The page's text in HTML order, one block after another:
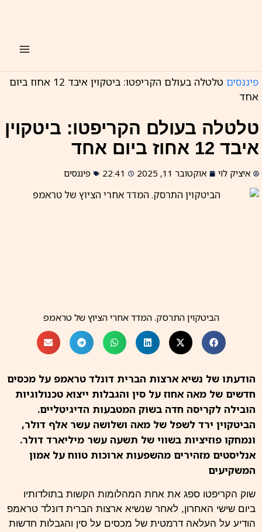
פיננסים
טלטלה בעולם הקריפטו: ביטקוין איבד 12 אחוז ביום
אחד
טלטלה בעולם הקריפטו: ביטקוין
איבד 12 אחוז ביום אחד
איציק לוי אוקטובר 11, 2025 22:41 פיננסים
הביטקוין התרסק. המדד אחרי הציוץ של טראמפ
הודעתו של נשיא ארצות הברית דונלד טראמפ על מכסים
חדשים של מאה אחוז על סין והגבלות ייצוא טכנולוגיות
הובילה לקריסה חדה בשוק המטבעות הדיגיטליים.
הביטקוין ירד לשפל של מאה ושלושה עשר אלף דולר,
ונמחקו פוזיציות בשווי של תשעה עשר מיליארד דולר.
אנליסטים מזהירים מהשפעות ארוכות טווח על אמון
המשקיעים
שוק הקריפטו ספג את אחת המהלומות הקשות בתולדותיו
ביום שישי האחרון, לאחר שנשיא ארצות הברית דונלד טראמפ
הודיע על העלאה דרמטית של מכסים על סין והגבלות חדשות